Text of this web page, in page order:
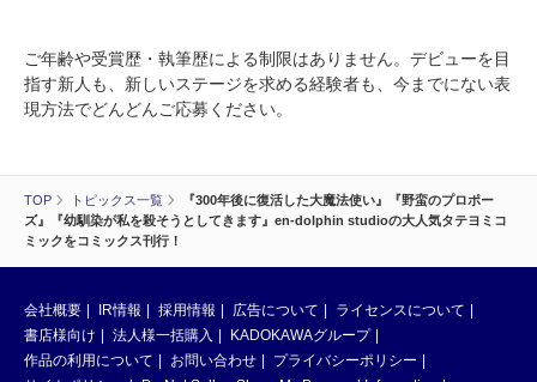
TOP トピックス一覧
『300年後に復活した大魔法使い』『野蛮のプロポー
ズ』『幼馴染が私を殺そうとしてきます』en-dolphin studioの大人気タテヨミコ
ミックをコミックス刊行！
ご年齢や受賞歴・執筆歴による制限はありません。デビューを目
指す新人も、新しいステージを求める経験者も、今までにない表
現方法でどんどんご応募ください。
会社概要 IR情報 採用情報 広告について
ライセンスについて
書店様向け
法人様一括購入
KADOKAWAグループ
作品の利用について
お問い合わせ
プライバシーポリシー